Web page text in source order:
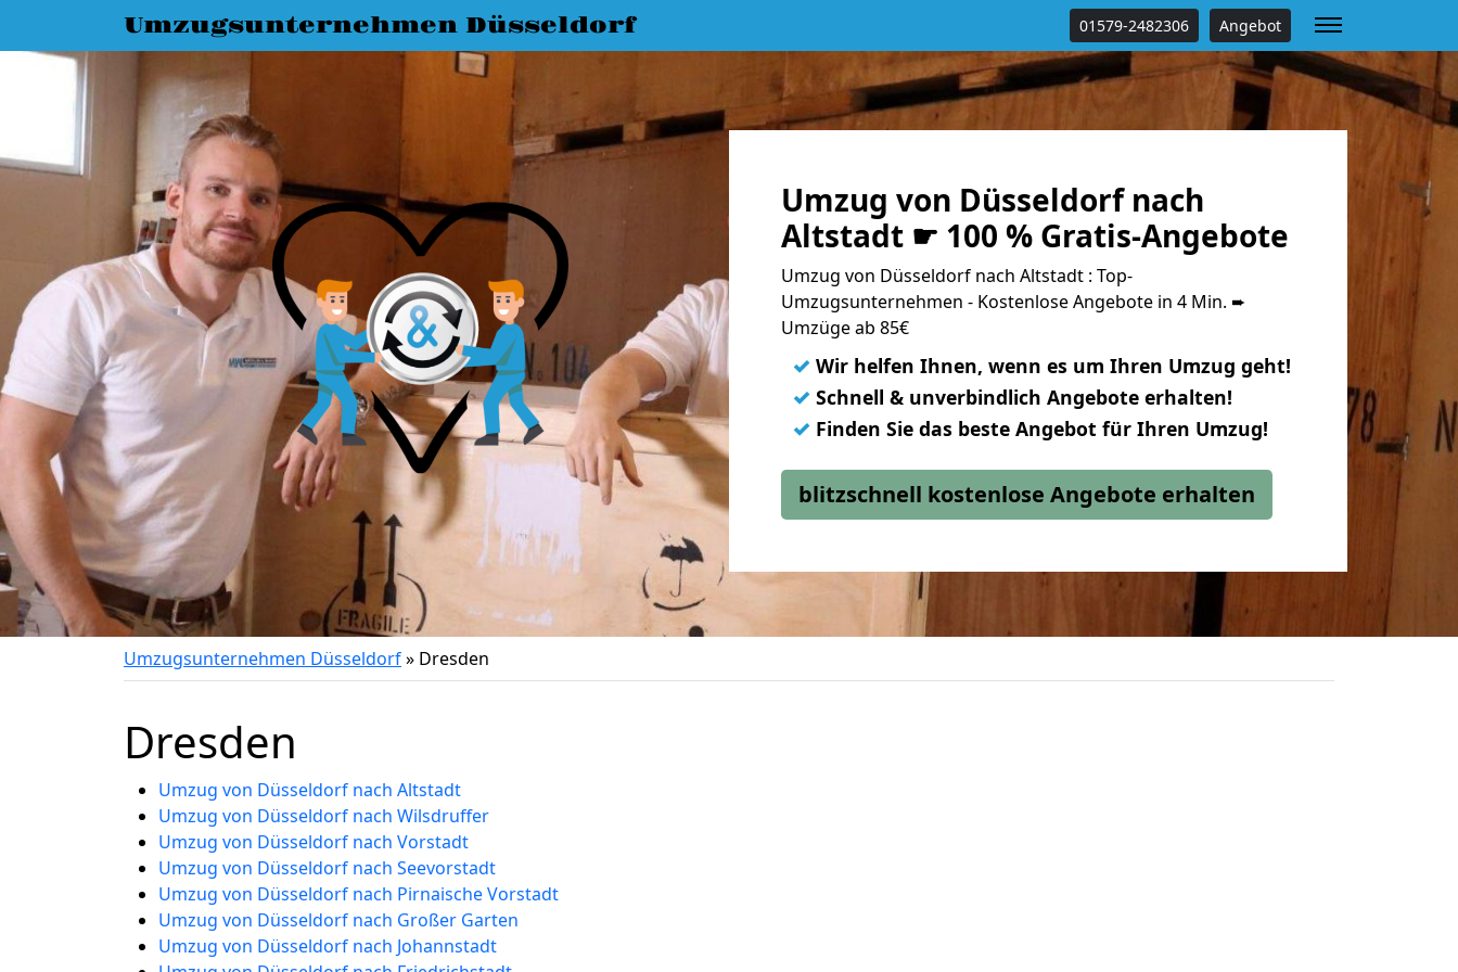
Umzugsunternehmen Düsseldorf 01579-2482306 Angebot
Umzug von Düsseldorf nach
Altstadt ☛ 100 % Gratis-Angebote
Umzug von Düsseldorf nach Altstadt : Top-
Umzugsunternehmen - Kostenlose Angebote in 4 Min. ➨
Umzüge ab 85€
✓ Wir helfen Ihnen, wenn es um Ihren Umzug geht!
✓ Schnell & unverbindlich Angebote erhalten!
✓ Finden Sie das beste Angebot für Ihren Umzug!
blitzschnell kostenlose Angebote erhalten
Umzugsunternehmen Düsseldorf» Dresden
Dresden
Umzug von Düsseldorf nach Altstadt
Umzug von Düsseldorf nach Wilsdruffer
Umzug von Düsseldorf nach Vorstadt
Umzug von Düsseldorf nach Seevorstadt
Umzug von Düsseldorf nach Pirnaische Vorstadt
Umzug von Düsseldorf nach Großer Garten
Umzug von Düsseldorf nach Johannstadt